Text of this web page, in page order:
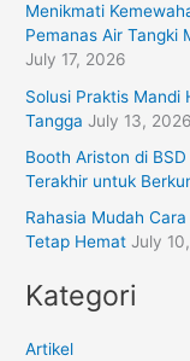
Menikmati
Pemanas Air Tangki
July 17, 2026
Solusi Praktis Mandi
Tangga July 13, 2026
Booth Ariston di
Terakhir untuk
Rahasia Mudah
Tetap Hemat July
Kategori
Artikel